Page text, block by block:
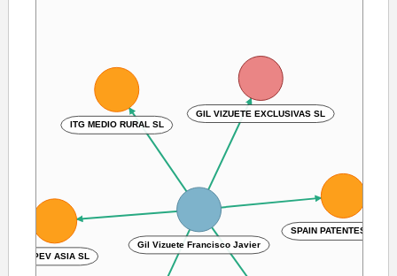
GIL VIZUETE EXCLUSIVAS SL
Gil Vizuete Francisco Javier
ITG MEDIO RURAL SL
DEPEV ASIA SL
SPAIN PATENTES GV SL